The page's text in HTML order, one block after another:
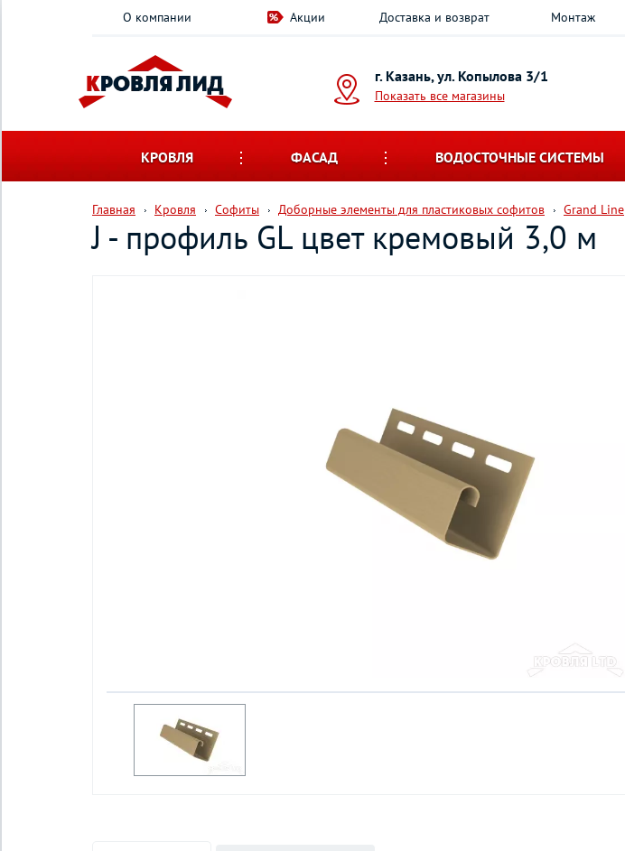
О компании Акции Доставка и возврат Монтаж
г. Казань, ул. Копылова 3/1
Показать все магазины
КРОВЛЯ ФАСАД ВОДОСТОЧНЫЕ СИСТЕМЫ
Главная Кровля Софиты Доборные элементы для пластиковых софитов Grand Line
J - профиль GL цвет кремовый 3,0 м